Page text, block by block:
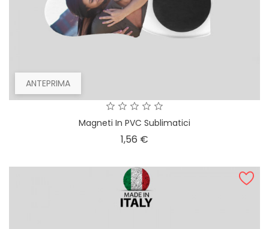
ANTEPRIMA
Magneti In PVC Sublimatici
1,56 €